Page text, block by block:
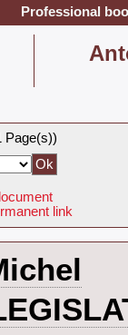
Professional
Page(s))
link